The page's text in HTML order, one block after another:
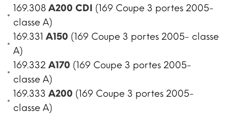
169.308 A200 CDI (169 Coupe 3 portes 2005-
classe A)
169.331 A150 (169 Coupe 3 portes 2005- classe
A)
169.332 A170 (169 Coupe 3 portes 2005-
classe A)
169.333 A200 (169 Coupe 3 portes 2005-
classe A)